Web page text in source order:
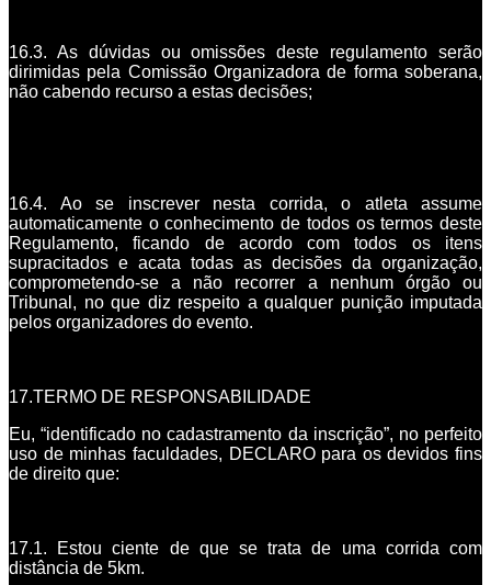
16.3. As dúvidas ou omissões deste regulamento serão
dirimidas pela Comissão Organizadora de forma soberana,
não cabendo recurso a estas decisões;
16.4. Ao se inscrever nesta corrida, o atleta assume
automaticamente o conhecimento de todos os termos deste
Regulamento, ficando de acordo com todos os itens
supracitados e acata todas as decisões da organização,
comprometendo-se a não recorrer a nenhum órgão ou
Tribunal, no que diz respeito a qualquer punição imputada
pelos organizadores do evento.
17.TERMO DE RESPONSABILIDADE
Eu, “identificado no cadastramento da inscrição”, no perfeito
uso de minhas faculdades, DECLARO para os devidos fins
de direito que:
17.1. Estou ciente de que se trata de uma corrida com
distância de 5km.